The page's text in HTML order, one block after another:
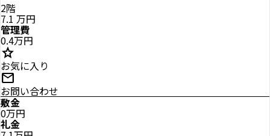
2階
7.1 万円
管理費
0.4万円
star
お気に入り
mail
お問い合わせ
敷金
0万円
礼金